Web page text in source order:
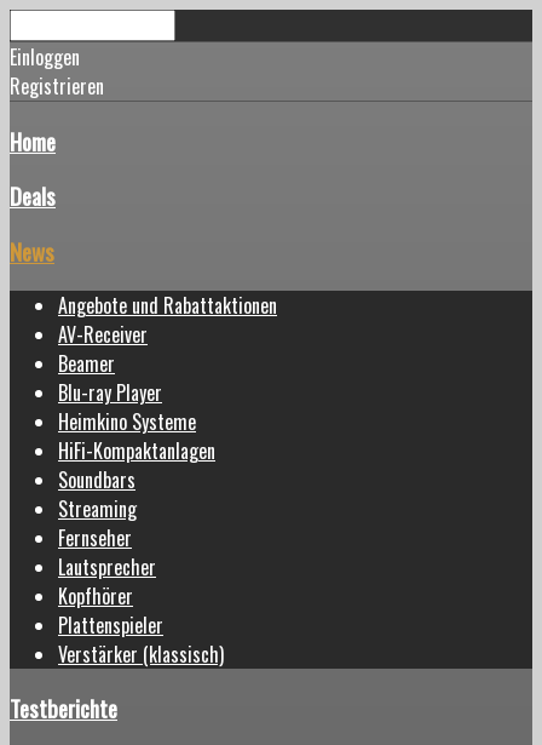
Einloggen
Registrieren
Home
Deals
News
Angebote und Rabattaktionen
AV-Receiver
Beamer
Blu-ray Player
Heimkino Systeme
HiFi-Kompaktanlagen
Soundbars
Streaming
Fernseher
Lautsprecher
Kopfhörer
Plattenspieler
Verstärker (klassisch)
Testberichte